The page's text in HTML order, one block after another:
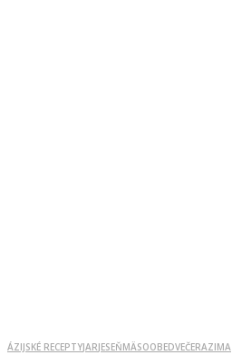
ÁZIJSKÉ RECEPTYJARJESEŇMÄSOOBEDVEČERAZIMA